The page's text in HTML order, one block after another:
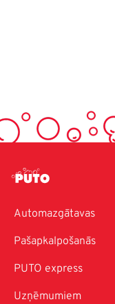
Automazgātavas
Pašapkalpošanās
PUTO express
Uzņēmumiem